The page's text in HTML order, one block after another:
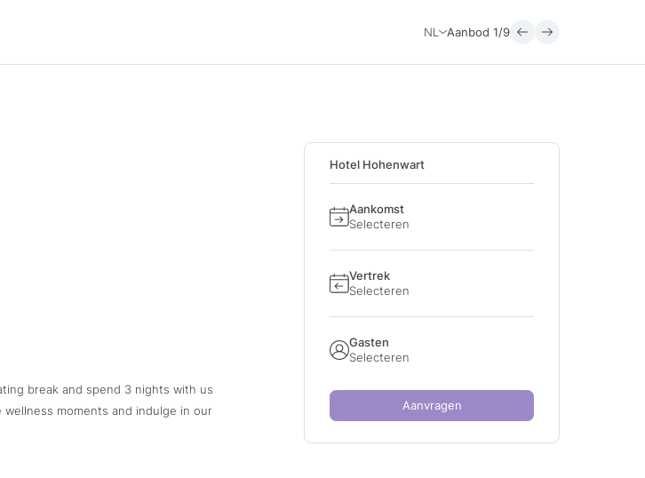
NL Aanbod 1/9
break and spend 3 nights with us
moments and indulge in our
Hotel Hohenwart
Aankomst
Selecteren
Vertrek
Selecteren
Gasten
Selecteren
Aanvragen